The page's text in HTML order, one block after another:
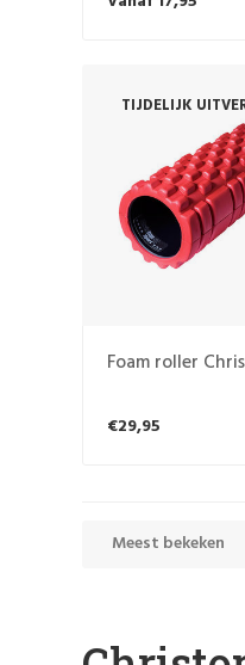
TIJDELIJK
Foam roller
€29,95
Meest bekeken